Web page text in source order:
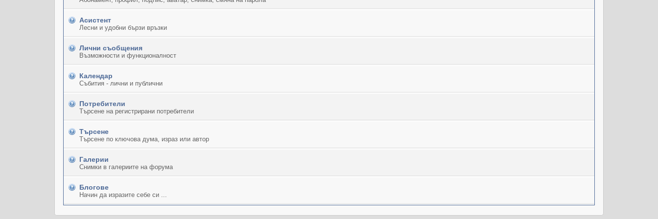
Асистент
Лесни и удобни бързи връзки
Лични съобщения
Възможности и функционалност
Календар
Събития - лични и публични
Потребители
Търсене на регистрирани потребители
Търсене
Търсене по ключова дума, израз или автор
Галерии
Снимки в галериите на форума
Блогове
Начин да изразите себе си ...